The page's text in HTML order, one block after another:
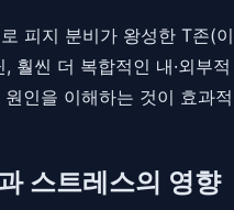
피지 분비가 왕성한 T존(
훨씬 더 복합적인 내·외부
인을 이해하는 것이 효과
스트레스의 영향